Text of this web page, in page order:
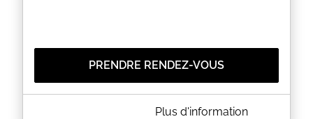
PRENDRE RENDEZ-VOUS
A PROPOS DE MOTO TEAM 91Plus d'information